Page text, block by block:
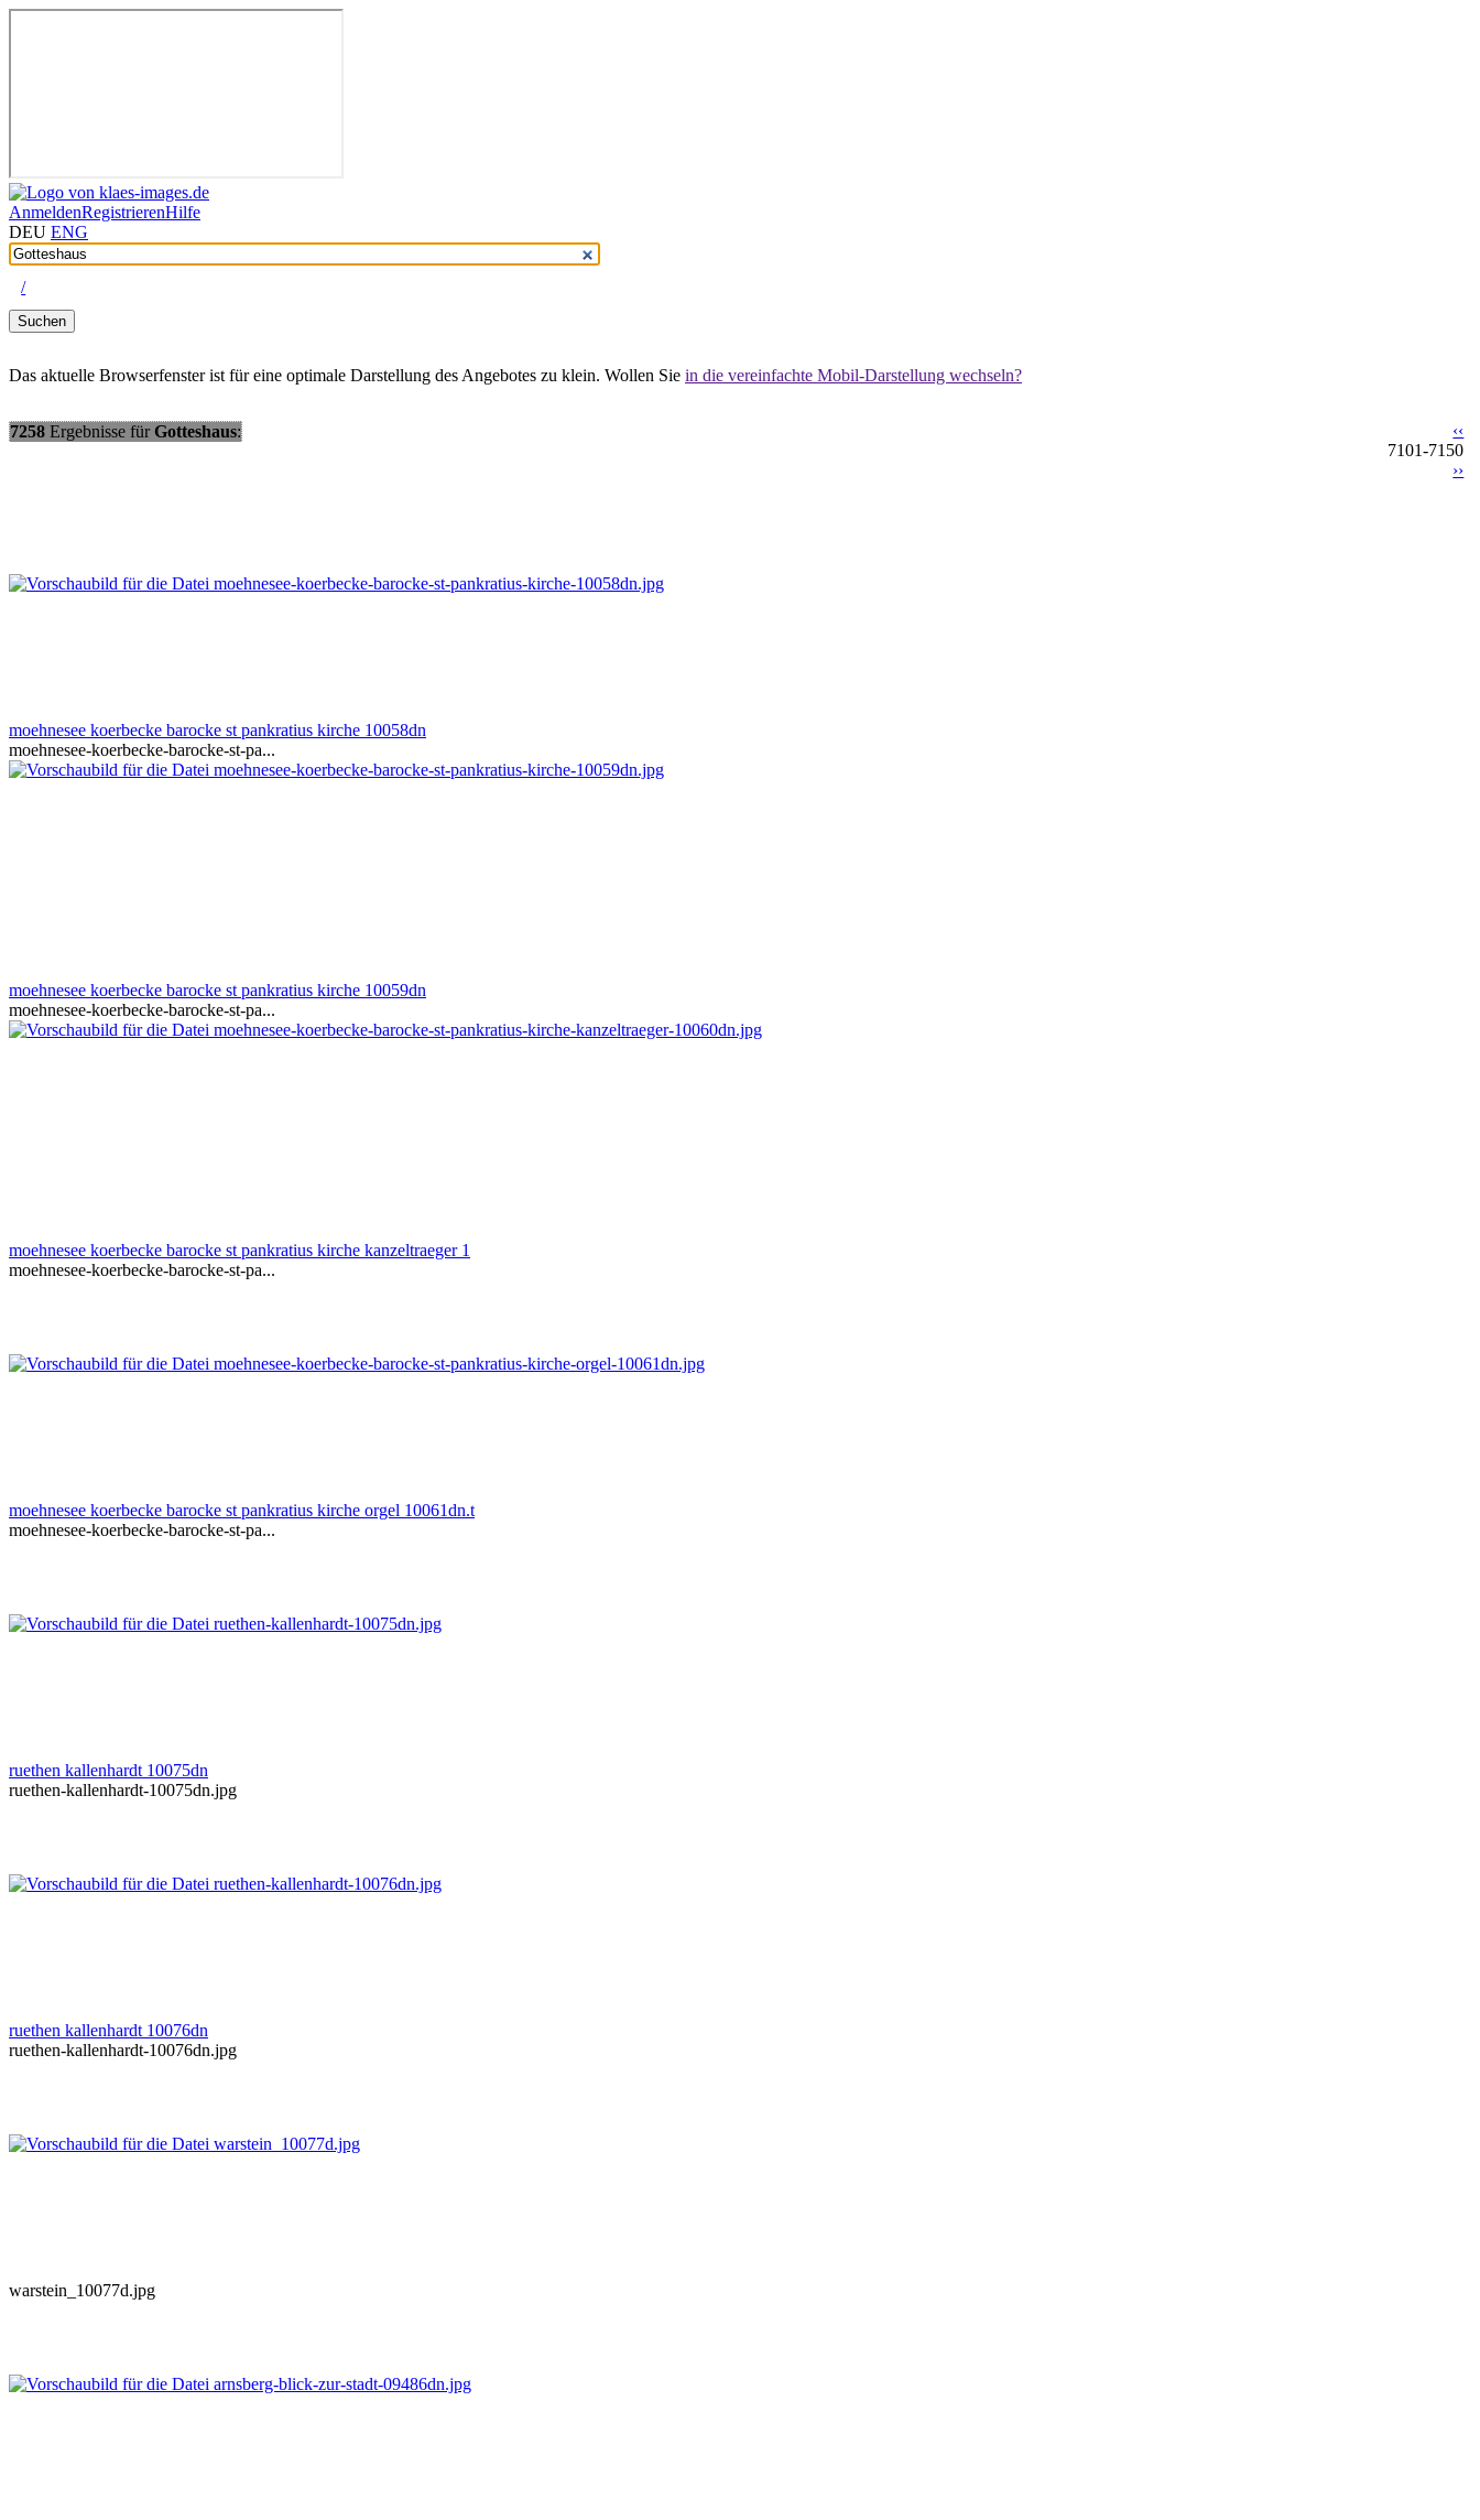
AnmeldenRegistrierenHilfe
DEU ENG
/
Suchen
Das aktuelle Browserfenster ist für eine optimale Darstellung des Angebotes zu klein. Wollen Sie in die vereinfachte Mobil-Darstellung wechseln?
7258 Ergebnisse fürGotteshaus:
‹‹
7101-7150
››
moehnesee koerbecke barocke st pankratius kirche 10058dn
moehnesee-koerbecke-barocke-st-pa...
moehnesee koerbecke barocke st pankratius kirche 10059dn
moehnesee-koerbecke-barocke-st-pa...
moehnesee koerbecke barocke st pankratius kirche kanzeltraeger 1
moehnesee-koerbecke-barocke-st-pa...
moehnesee koerbecke barocke st pankratius kirche orgel 10061dn.t
moehnesee-koerbecke-barocke-st-pa...
ruethen kallenhardt 10075dn
ruethen-kallenhardt-10075dn.jpg
ruethen kallenhardt 10076dn
ruethen-kallenhardt-10076dn.jpg
warstein_10077d.jpg